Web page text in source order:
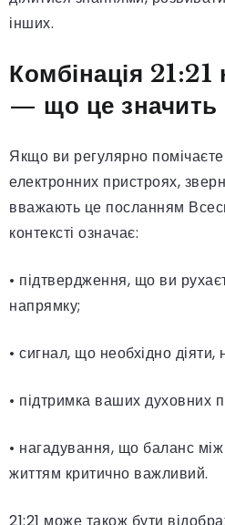
інших.
Комбінація
— що це значить
Якщо ви регулярно помічаєте
електронних пристроях,
вважають це посланням
контексті означає:
• підтвердження, що ви
напрямку;
• сигнал, що необхідно діяти,
• підтримка ваших духовних
• нагадування, що баланс
життям критично важливий.
21:21 може також бути